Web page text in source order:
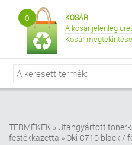
0 KOSÁR
A kosár jelenleg
Kosár megtekintése
TERMÉKEK » Utángyártott
festékkazetta » Oki C710 black /